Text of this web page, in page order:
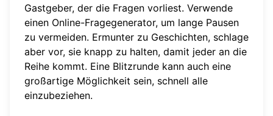
Gastgeber, der die Fragen vorliest. Verwende
einen Online-Fragegenerator, um lange Pausen
zu vermeiden. Ermunter zu Geschichten, schlage
aber vor, sie knapp zu halten, damit jeder an die
Reihe kommt. Eine Blitzrunde kann auch eine
großartige Möglichkeit sein, schnell alle
einzubeziehen.